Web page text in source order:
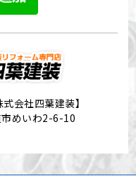
会社四葉建装】
めいわ2-6-10